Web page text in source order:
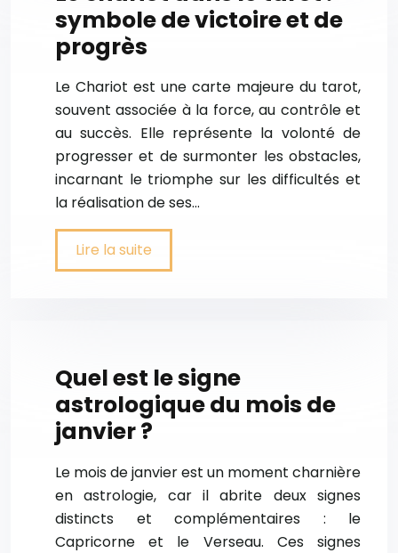
symbole de victoire et de
progrès
Le Chariot est une carte majeure du tarot,
souvent associée à la force, au contrôle et
au succès. Elle représente la volonté de
progresser et de surmonter les obstacles,
incarnant le triomphe sur les difficultés et
la réalisation de ses…
Lire la suite
Quel est le signe
astrologique du mois de
janvier ?
Le mois de janvier est un moment charnière
en astrologie, car il abrite deux signes
distincts et complémentaires : le
Capricorne et le Verseau. Ces signes